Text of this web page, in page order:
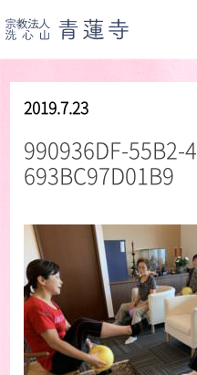
2019.7.23
990936DF-55B2-
693BC97D01B9